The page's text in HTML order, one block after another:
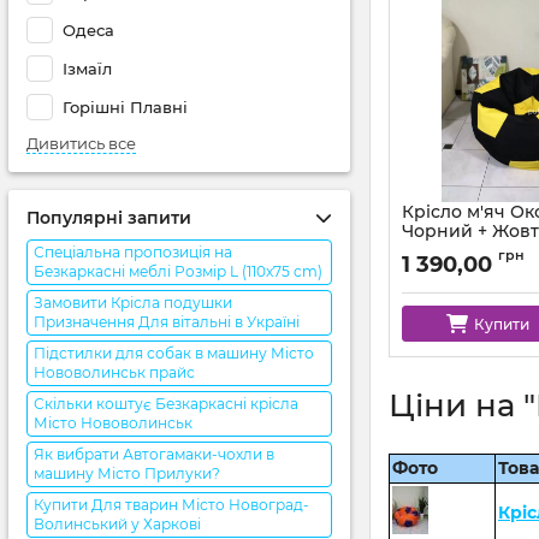
Одеса
Ізмаїл
Горішні Плавні
Дивитись все
Популярні запити
Спеціальна пропозиція на
Безкаркасні меблі Розмір L (110x75 cm)
Замовити Крісла подушки
Призначення Для вітальні в Україні
Підстилки для собак в машину Місто
Нововолинськ прайс
Скільки коштує Безкаркасні крісла
Місто Нововолинськ
Як вибрати Автогамаки-чохли в
машину Місто Прилуки?
Купити Для тварин Місто Новоград-
Волинський у Харкові
Крісло м'яч
Чорний +
Артикул: ball-ox-001-
1 390,00 грн
Купити
Ціни на
Фото